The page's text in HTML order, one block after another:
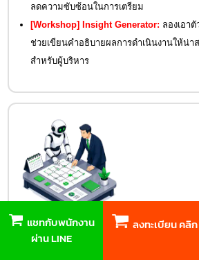
ลดความซับซ้อนในการเตรียม
[Workshop]Insight Generator: ลองเอา
ช่วยเขียนคำอธิบายผลการดำเนินงานให้น่า
สำหรับผู้บริหาร
บูรณาการใช้ AI ในธุรกิจภายใน
แชทกับพนักงาน
ผ่าน LINE
ลงทะเบียน คลิก